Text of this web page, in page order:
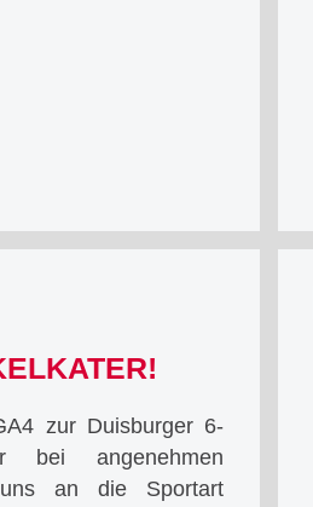
zur Duisburger 6-
bei angenehmen
uns an die Sportart